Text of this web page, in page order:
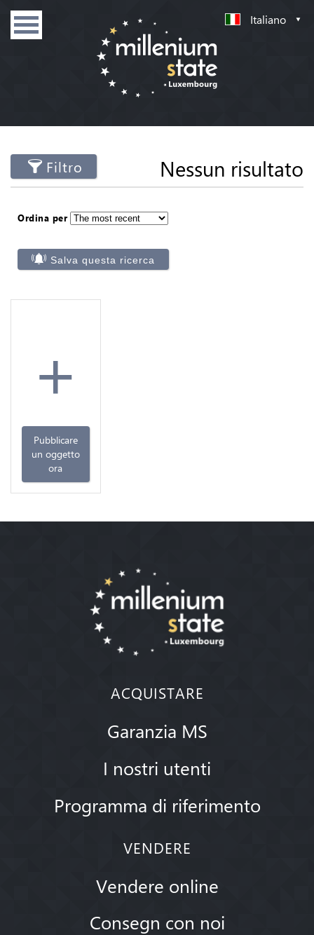
Italiano
Filtro Nessun risultato
Ordina per
Salva questa ricerca
+
Pubblicare
un oggetto
ora
ACQUISTARE
Garanzia MS
I nostri utenti
Programma di riferimento
VENDERE
Vendere online
Consegn con noi